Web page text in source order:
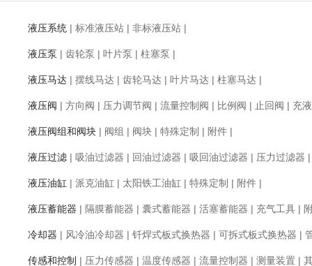
液压系统 | 标准液压站 | 非标液压站 |
液压泵 | 齿轮泵 | 叶片泵 | 柱塞泵 |
液压马达 | 摆线马达 | 齿轮马达 | 叶片马达 | 柱塞马达 |
液压阀 | 方向阀 | 压力调节阀 | 流量控制阀 | 比例阀 | 止回阀 | 充
液压阀组和阀块 | 阀组 | 阀块 | 特殊定制 | 附件 |
液压过滤 | 吸油过滤器 | 回油过滤器 | 吸回油过滤器 | 压力过滤器
液压油缸 | 派克油缸 | 太阳铁工油缸 | 特殊定制 | 附件 |
液压蓄能器 | 隔膜蓄能器 | 囊式蓄能器 | 活塞蓄能器 | 充气工具 |
冷却器 | 风冷油冷却器 | 钎焊式板式换热器 | 可拆式板式换热器 |
传感和控制 | 压力传感器 | 温度传感器 | 流量控制器 | 测量装置 |